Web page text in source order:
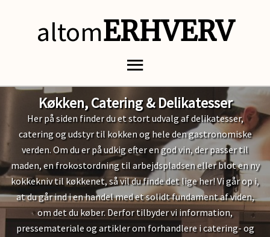
altomERHVERV
Køkken, Catering & Delikatesser
Her på siden finder du et stort udvalg af delikatesser,
catering og udstyr til kokken og hele den gastronomiske
verden. Om du er på udkig efter en god vin, der passer til
maden, en frokostordning til arbejdspladsen eller blot en ny
kokkekniv til køkkenet, så vil du finde det lige her! Vi går op i,
at du går ind i en handel med et solidt fundament af viden,
om det du køber. Derfor tilbyder vi information,
pressemateriale og artikler om forhandlere i catering- og